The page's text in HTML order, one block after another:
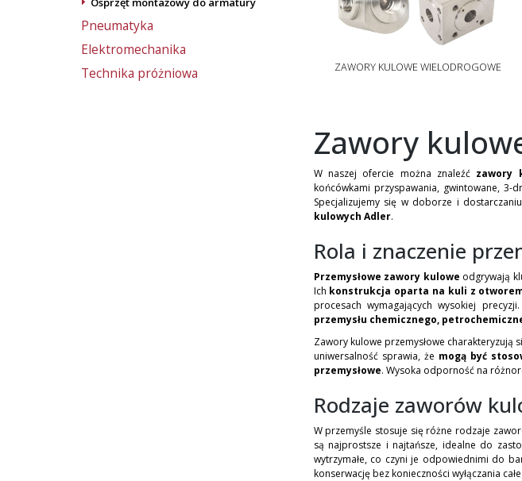
Pneumatyka
Elektromechanika
Technika próżniowa
ZAWORY KULOWE WIELODROGOWE
Zawory
W naszej ofercie można znaleźć zawory
końcówkami przyspawania, gwintowane,
Specjalizujemy się w doborze i
kulowych Adler.
Rola i znaczenie
Przemysłowe zawory kulowe odgrywają
Ich konstrukcja oparta na kuli z
procesach wymagających wysokiej
przemysłu chemicznego,
Zawory kulowe przemysłowe charakteryzują
uniwersalność sprawia, że mogą być
przemysłowe. Wysoka odporność na
Rodzaje zaworów
W przemyśle stosuje się różne rodzaje
są najprostsze i najtańsze, idealne do
wytrzymałe, co czyni je odpowiednimi do
konserwację bez konieczności wyłączania